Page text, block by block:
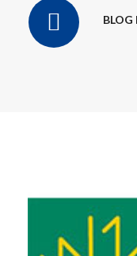
BLOG